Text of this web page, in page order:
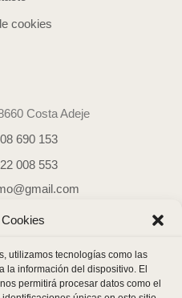
utilizamos tecnologías como las
la información del dispositivo. El
permitirá procesar datos como el
cookies
Costa Adeje
690 153
008 553